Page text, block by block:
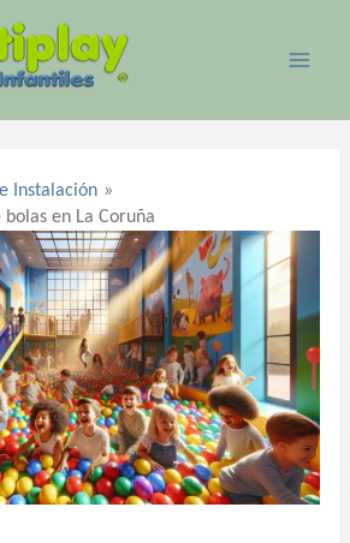
Instalación
en La Coruña